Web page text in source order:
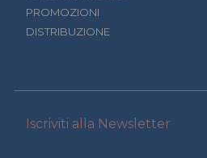
PROMOZIONI
DISTRIBUZIONE
Iscriviti alla Newsletter